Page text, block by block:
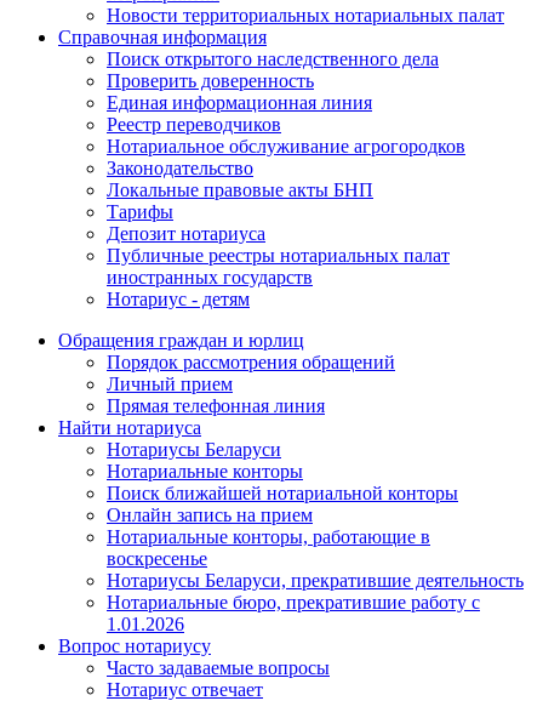
Новости территориальных нотариальных палат
Справочная информация
Поиск открытого наследственного дела
Проверить доверенность
Единая информационная линия
Реестр переводчиков
Нотариальное обслуживание агрогородков
Законодательство
Локальные правовые акты БНП
Тарифы
Депозит нотариуса
Публичные реестры нотариальных палат
иностранных государств
Нотариус - детям
Обращения граждан и юрлиц
Порядок рассмотрения обращений
Личный прием
Прямая телефонная линия
Найти нотариуса
Нотариусы Беларуси
Нотариальные конторы
Поиск ближайшей нотариальной конторы
Онлайн запись на прием
Нотариальные конторы, работающие в
воскресенье
Нотариусы Беларуси, прекратившие деятельность
Нотариальные бюро, прекратившие работу с
1.01.2026
Вопрос нотариусу
Часто задаваемые вопросы
Нотариус отвечает